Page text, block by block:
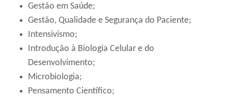
Gestão em Saúde;
Gestão, Qualidade e Segurança do Paciente;
Intensivismo;
Introdução à Biologia Celular e do
Desenvolvimento;
Microbiologia;
Pensamento Científico;